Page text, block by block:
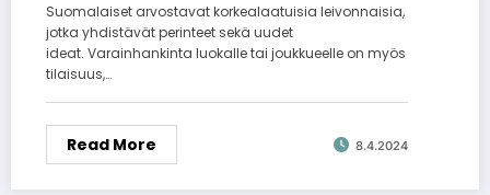
Suomalaiset arvostavat korkealaatuisia leivonnaisia,
jotka yhdistävät perinteet sekä uudet
ideat. Varainhankinta luokalle tai joukkueelle on myös
tilaisuus,…
Read More 8.4.2024